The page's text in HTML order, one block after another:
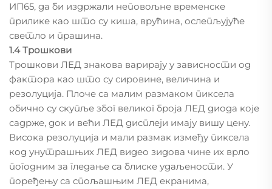
ИП65, да би издржали неповољне временске
прилике као што су киша, врућина, ослепљујуће
светло и прашина.
1.4 Трошкови
Трошкови ЛЕД знакова варирају у зависности од
фактора као што су сировине, величина и
резолуција. Плоче са малим размаком пиксела
обично су скупље због великог броја ЛЕД диода које
садрже, док и већи ЛЕД дисплеји имају вишу цену.
Висока резолуција и мали размак између пиксела
код унутрашњих ЛЕД видео зидова чине их врло
погодним за гледање са блиске удаљености. У
поређењу са спољашњим ЛЕД екранима,